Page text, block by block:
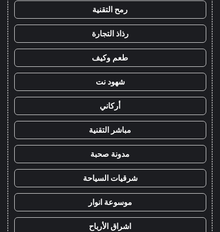
رمح التقنية
رذاذ التجارة
طعم وكيف
شهود نت
أركاني
مباشر التقنية
مدونة صحبة
شرقيات السياحة
موسوعة انوار
اشراق الأرباح